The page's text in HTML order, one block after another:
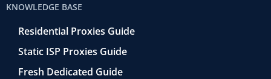
KNOWLEDGE BASE
Residential Proxies Guide
Static ISP Proxies Guide
Fresh Dedicated Guide